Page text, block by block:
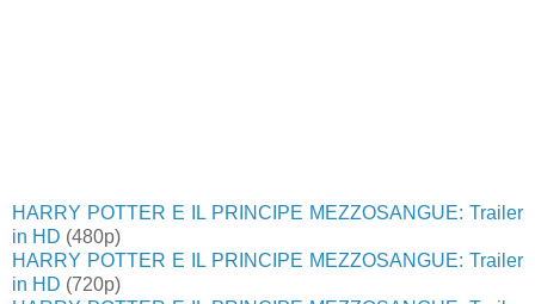
HARRY POTTER E IL PRINCIPE MEZZOSANGUE: Trailer
in HD (480p)
HARRY POTTER E IL PRINCIPE MEZZOSANGUE: Trailer
in HD (720p)